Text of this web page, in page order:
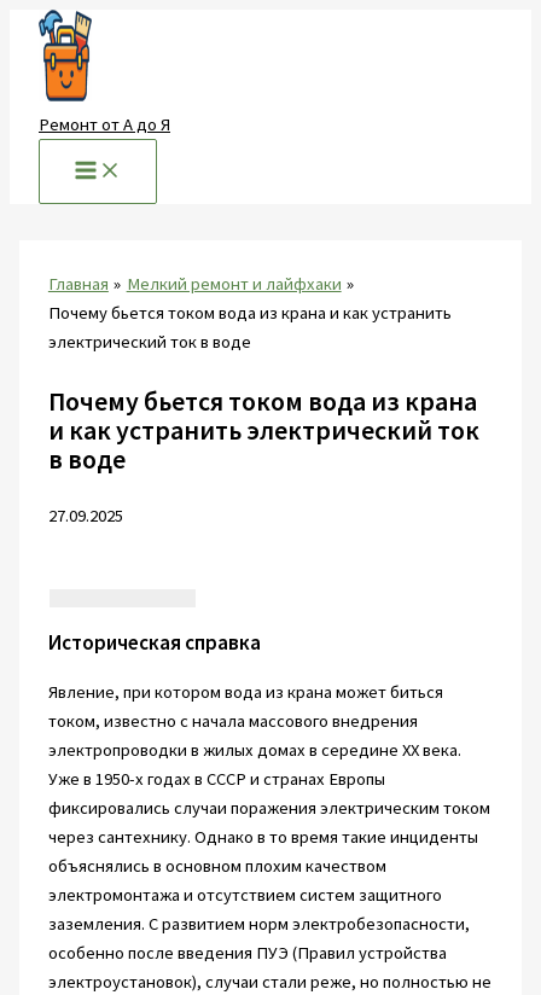
Перейти
содержимому
Ремонт от А до Я
Главная
Мелкий ремонт и лайфхаки
Почему бьется током вода из крана и как устранить
электрический ток в воде
Почему бьется током вода из крана
и как устранить электрический ток
в воде
27.09.2025
Историческая справка
Явление, при котором вода из крана может биться
током, известно с начала массового внедрения
электропроводки в жилых домах в середине XX века.
Уже в 1950-х годах в СССР и странах Европы
фиксировались случаи поражения электрическим током
через сантехнику. Однако в то время такие инциденты
объяснялись в основном плохим качеством
электромонтажа и отсутствием систем защитного
заземления. С развитием норм электробезопасности,
особенно после введения ПУЭ (Правил устройства
электроустановок), случаи стали реже, но полностью не